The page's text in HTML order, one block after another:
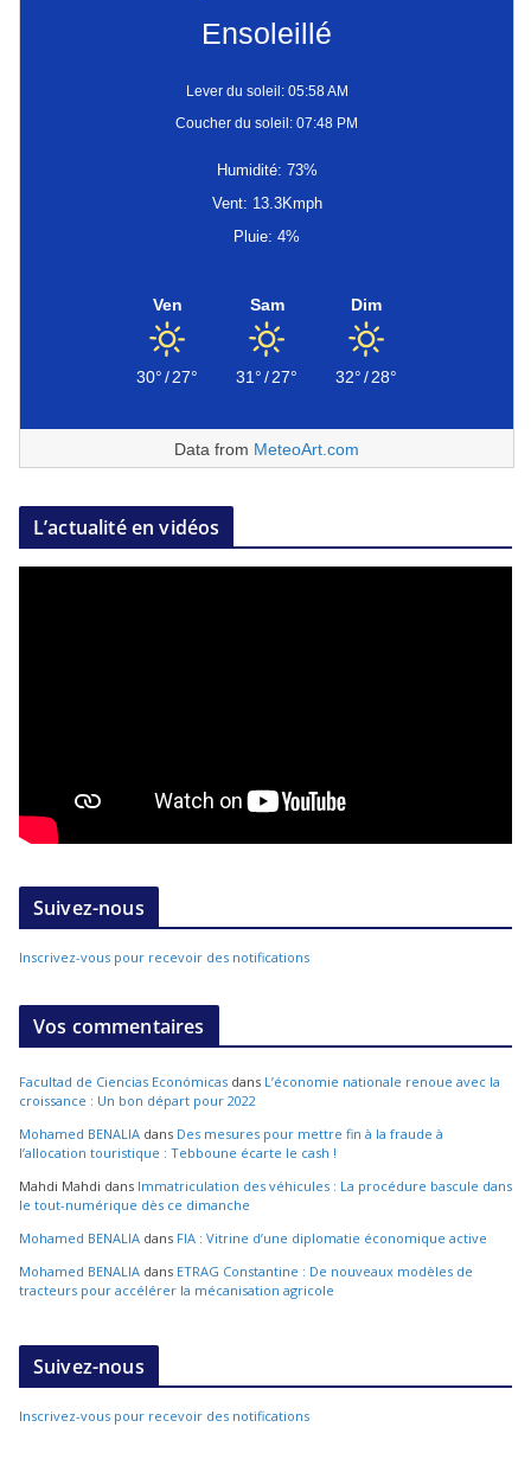
Ensoleillé
Lever du soleil: 05:58 AM
Coucher du soleil: 07:48 PM
Humidité: 73%
Vent: 13.3Kmph
Pluie: 4%
Ven
30°/27°
Sam
31°/27°
Dim
32°/28°
Data from MeteoArt.com
L’actualité en vidéos
Suivez-nous
Inscrivez-vous pour recevoir des notifications
Vos commentaires
Facultad de Ciencias Económicas dans L’économie nationale renoue avec la
croissance : Un bon départ pour 2022
Mohamed BENALIA dans Des mesures pour mettre fin à la fraude à
l’allocation touristique : Tebboune écarte le cash !
Mahdi Mahdi dans Immatriculation des véhicules : La procédure bascule dans
le tout-numérique dès ce dimanche
Mohamed BENALIA dans FIA : Vitrine d’une diplomatie économique active
Mohamed BENALIA dans ETRAG Constantine : De nouveaux modèles de
tracteurs pour accélérer la mécanisation agricole
Suivez-nous
Inscrivez-vous pour recevoir des notifications